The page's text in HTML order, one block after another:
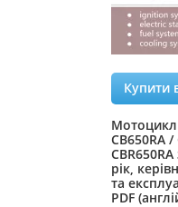
Купити
Мотоцикл
CB650RA /
рік,
та
PDF